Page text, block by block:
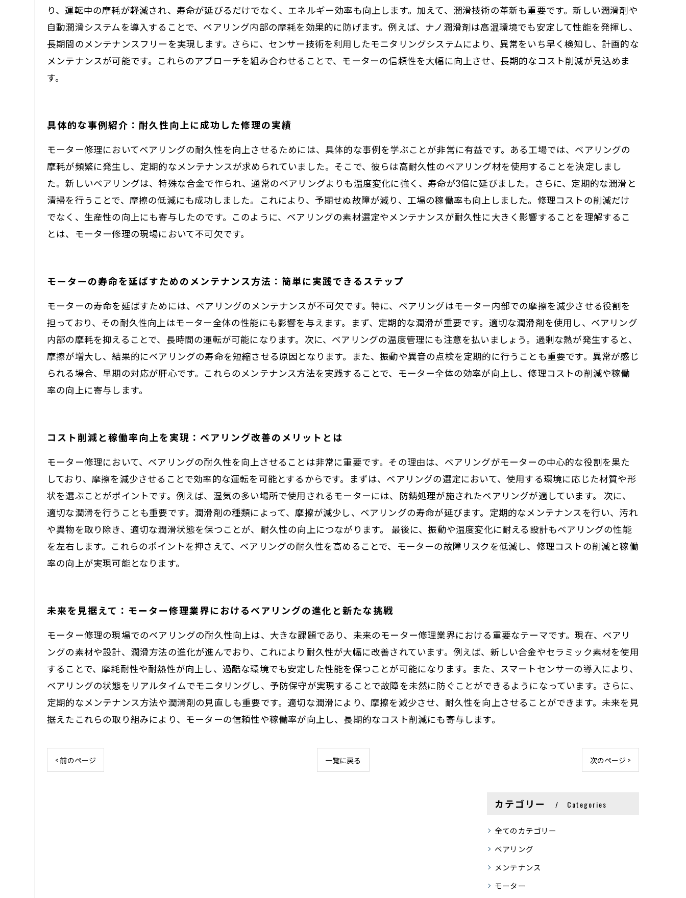
り、運転中の摩耗が軽減され、寿命が延びるだけでなく、エネルギー効率も向上します。加えて、潤滑技術の革新も重要です。新しい潤滑剤や
自動潤滑システムを導入することで、ベアリング内部の摩耗を効果的に防げます。例えば、ナノ潤滑剤は高温環境でも安定して性能を発揮し、
長期間のメンテナンスフリーを実現します。さらに、センサー技術を利用したモニタリングシステムにより、異常をいち早く検知し、計画的な
メンテナンスが可能です。これらのアプローチを組み合わせることで、モーターの信頼性を大幅に向上させ、長期的なコスト削減が見込めま
す。
具体的な事例紹介：耐久性向上に成功した修理の実績
モーター修理においてベアリングの耐久性を向上させるためには、具体的な事例を学ぶことが非常に有益です。ある工場では、ベアリングの
摩耗が頻繁に発生し、定期的なメンテナンスが求められていました。そこで、彼らは高耐久性のベアリング材を使用することを決定しまし
た。新しいベアリングは、特殊な合金で作られ、通常のベアリングよりも温度変化に強く、寿命が3倍に延びました。さらに、定期的な潤滑と
清掃を行うことで、摩擦の低減にも成功しました。これにより、予期せぬ故障が減り、工場の稼働率も向上しました。修理コストの削減だけ
でなく、生産性の向上にも寄与したのです。このように、ベアリングの素材選定やメンテナンスが耐久性に大きく影響することを理解するこ
とは、モーター修理の現場において不可欠です。
モーターの寿命を延ばすためのメンテナンス方法：簡単に実践できるステップ
モーターの寿命を延ばすためには、ベアリングのメンテナンスが不可欠です。特に、ベアリングはモーター内部での摩擦を減少させる役割を
担っており、その耐久性向上はモーター全体の性能にも影響を与えます。まず、定期的な潤滑が重要です。適切な潤滑剤を使用し、ベアリング
内部の摩耗を抑えることで、長時間の運転が可能になります。次に、ベアリングの温度管理にも注意を払いましょう。過剰な熱が発生すると、
摩擦が増大し、結果的にベアリングの寿命を短縮させる原因となります。また、振動や異音の点検を定期的に行うことも重要です。異常が感じ
られる場合、早期の対応が肝心です。これらのメンテナンス方法を実践することで、モーター全体の効率が向上し、修理コストの削減や稼働
率の向上に寄与します。
コスト削減と稼働率向上を実現：ベアリング改善のメリットとは
モーター修理において、ベアリングの耐久性を向上させることは非常に重要です。その理由は、ベアリングがモーターの中心的な役割を果た
しており、摩擦を減少させることで効率的な運転を可能とするからです。まずは、ベアリングの選定において、使用する環境に応じた材質や形
状を選ぶことがポイントです。例えば、湿気の多い場所で使用されるモーターには、防錆処理が施されたベアリングが適しています。 次に、
適切な潤滑を行うことも重要です。潤滑剤の種類によって、摩擦が減少し、ベアリングの寿命が延びます。定期的なメンテナンスを行い、汚れ
や異物を取り除き、適切な潤滑状態を保つことが、耐久性の向上につながります。 最後に、振動や温度変化に耐える設計もベアリングの性能
を左右します。これらのポイントを押さえて、ベアリングの耐久性を高めることで、モーターの故障リスクを低減し、修理コストの削減と稼働
率の向上が実現可能となります。
未来を見据えて：モーター修理業界におけるベアリングの進化と新たな挑戦
モーター修理の現場でのベアリングの耐久性向上は、大きな課題であり、未来のモーター修理業界における重要なテーマです。現在、ベアリ
ングの素材や設計、潤滑方法の進化が進んでおり、これにより耐久性が大幅に改善されています。例えば、新しい合金やセラミック素材を使用
することで、摩耗耐性や耐熱性が向上し、過酷な環境でも安定した性能を保つことが可能になります。また、スマートセンサーの導入により、
ベアリングの状態をリアルタイムでモニタリングし、予防保守が実現することで故障を未然に防ぐことができるようになっています。さらに、
定期的なメンテナンス方法や潤滑剤の見直しも重要です。適切な潤滑により、摩擦を減少させ、耐久性を向上させることができます。未来を見
据えたこれらの取り組みにより、モーターの信頼性や稼働率が向上し、長期的なコスト削減にも寄与します。
< 前のページ 一覧に戻る 次のページ >
カテゴリー Categories
全てのカテゴリー
ベアリング
メンテナンス
モーター